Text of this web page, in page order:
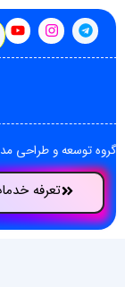
گروه توسعه و طراحی
تعرفه